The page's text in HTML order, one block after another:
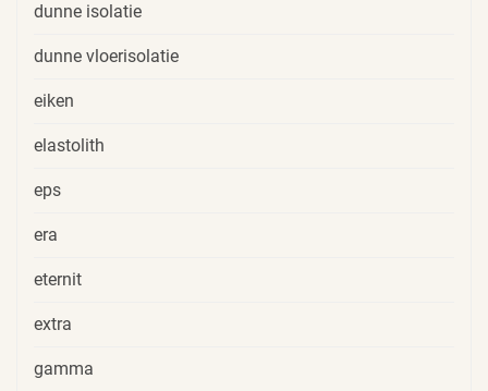
dunne isolatie
dunne vloerisolatie
eiken
elastolith
eps
era
eternit
extra
gamma